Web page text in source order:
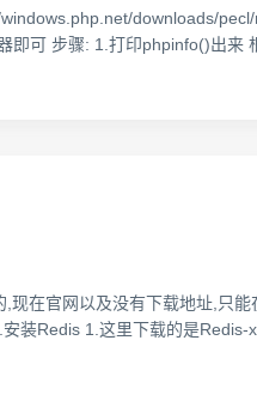
downloads/
可 步骤: 1.打印phpinfo()出来
在官网以及没有下载地址,只
Redis 1.这里下载的是